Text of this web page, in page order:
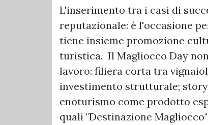
L'inserimento tra i casi di
reputazionale: è l'occasione
tiene insieme promozione
turistica. Il Magliocco Day
lavoro: filiera corta tra
investimento strutturale;
enoturismo come prodotto
quali "Destinazione